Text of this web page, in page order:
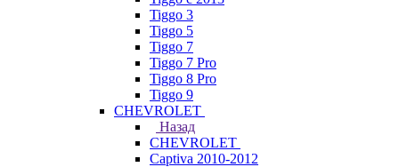
Tiggo 3
Tiggo 5
Tiggo 7
Tiggo 7 Pro
Tiggo 8 Pro
Tiggo 9
CHEVROLET
Назад
CHEVROLET
Captiva 2010-2012